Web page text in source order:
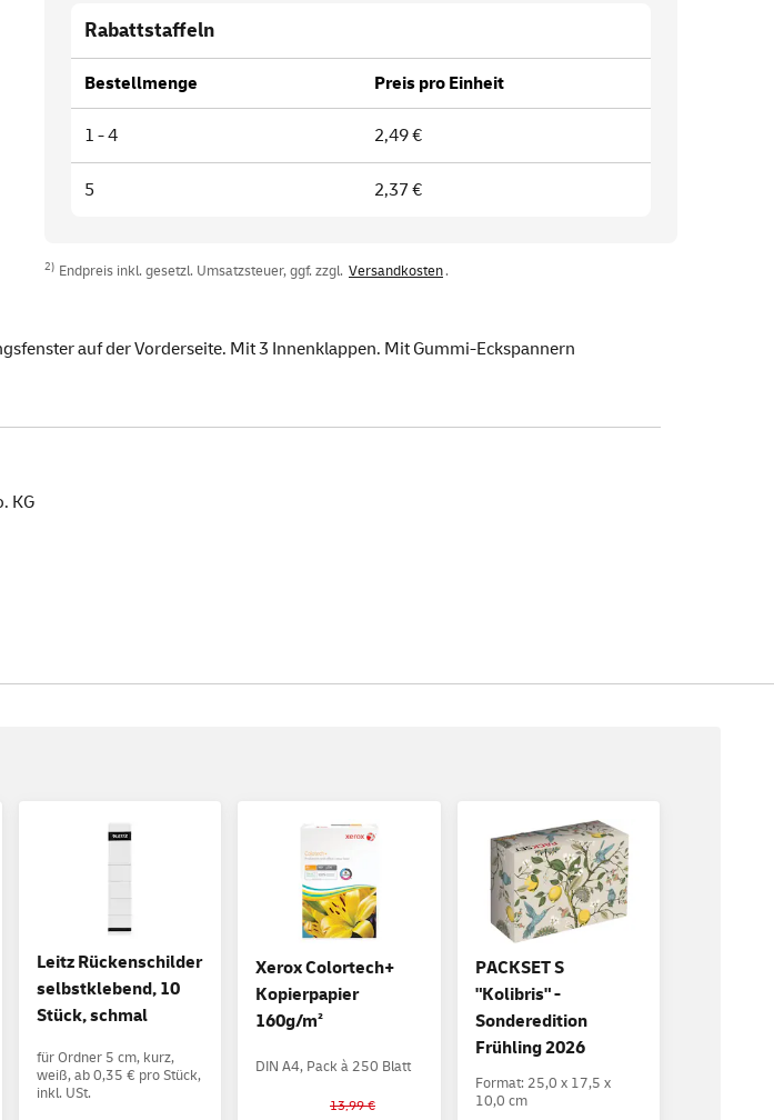
Rabattstaffeln
Bestellmenge Preis pro Einheit
1 - 4 2,49 €
5 2,37 €
2) Endpreis inkl. gesetzl. Umsatzsteuer, ggf. zzgl. Versandkosten.
auf der Vorderseite. Mit 3 Innenklappen. Mit Gummi-Eckspannern
KG
Leitz Rückenschilder
selbstklebend, 10
Stück, schmal
für Ordner 5 cm, kurz,
weiß, ab 0,35 € pro Stück,
inkl. USt.
Xerox Colortech+
Kopierpapier
160g/m²
DIN A4, Pack à 250 Blatt
13,99 €
PACKSET S
"Kolibris" -
Sonderedition
Frühling 2026
Format: 25,0 x 17,5 x
10,0 cm